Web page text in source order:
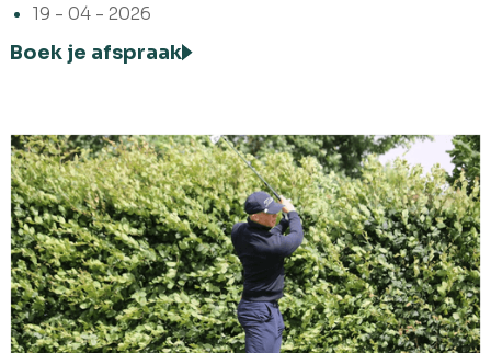
19 - 04 - 2026
Boek je afspraak